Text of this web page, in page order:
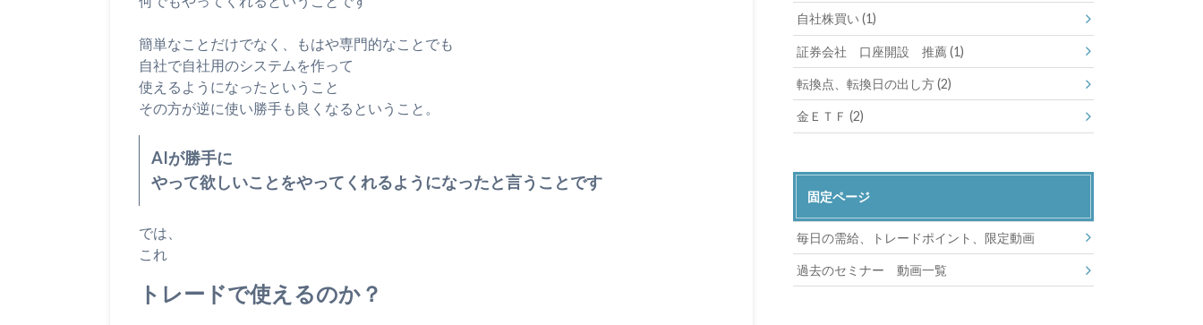
簡単なことだけでなく、もはや専門的なことでも
自社で自社用のシステムを作って
使えるようになったということ
その方が逆に使い勝手も良くなるということ。
AIが勝手に
やって欲しいことをやってくれるようになったと言うことです
では、
これ
トレードで使えるのか？
自社株買い(1)
証券会社 口座開設 推薦(1)
転換点、転換日の出し方(2)
金ＥＴＦ(2)
固定ページ
毎日の需給、トレードポイント、限定動画
過去のセミナー 動画一覧